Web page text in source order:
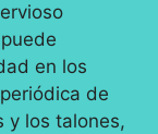
en los
de
y los talones,